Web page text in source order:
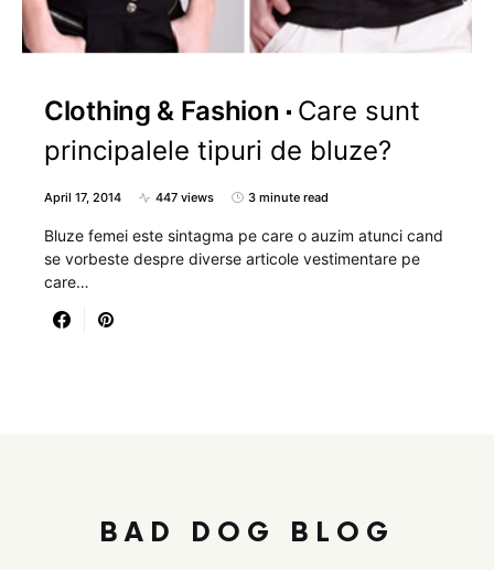
Clothing & Fashion
Care sunt
principalele tipuri de bluze?
April 17, 2014 447 views 3 minute read
Bluze femei este sintagma pe care o auzim atunci cand
se vorbeste despre diverse articole vestimentare pe
care…
BAD DOG BLOG